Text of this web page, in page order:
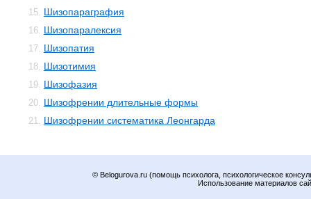
15. Шизопараграфия
16. Шизопаралексия
17. Шизопатия
18. Шизотимия
19. Шизофазия
20. Шизофрении длительные формы
21. Шизофрении систематика Леонгарда
© Belogurova.ru (помощь психолога, психологическое
Использование материалов